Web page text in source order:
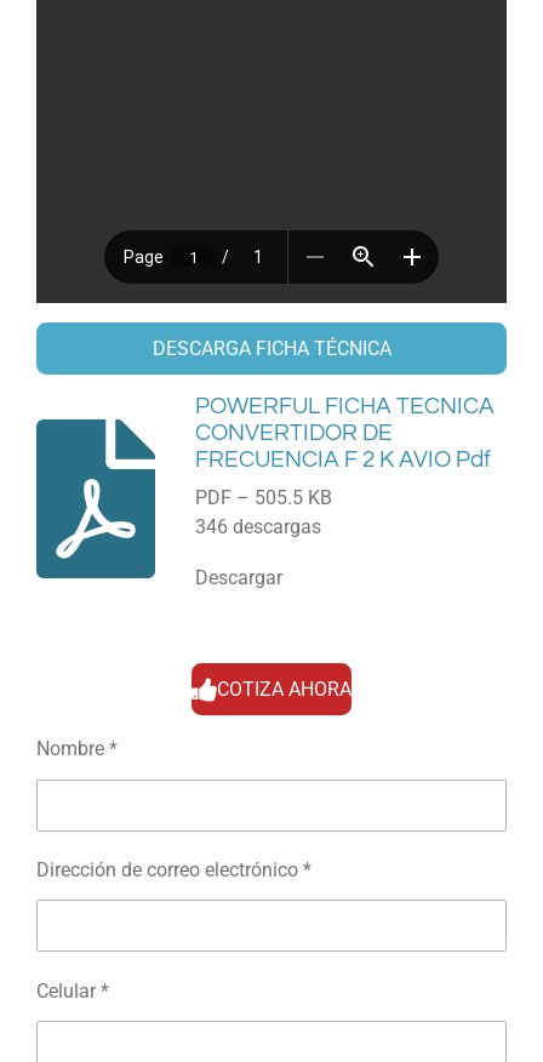
DESCARGA FICHA TÉCNICA
POWERFUL FICHA TECNICA
CONVERTIDOR DE
FRECUENCIA F 2 K AVIO Pdf
PDF – 505.5 KB
346 descargas
Descargar
COTIZA AHORA
Nombre *
Dirección de correo electrónico *
Celular *